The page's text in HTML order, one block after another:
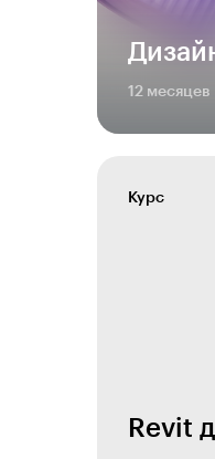
12 месяцев
Курс
Revit